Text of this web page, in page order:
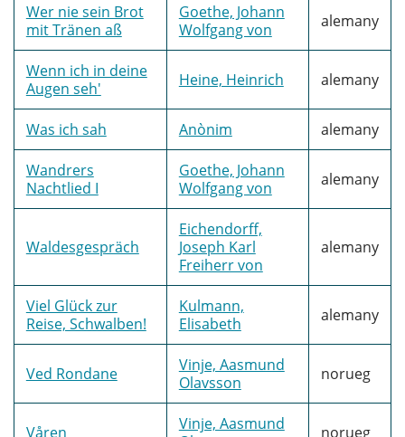
Wer nie sein Brot
mit Tränen aß
Goethe, Johann
Wolfgang von
alemany
Wenn ich in deine
Augen seh'
Heine, Heinrich alemany
Was ich sah Anònim alemany
Wandrers
Nachtlied I
Goethe, Johann
Wolfgang von
alemany
Waldesgespräch
Eichendorff,
Joseph Karl
Freiherr von
alemany
Viel Glück zur
Reise, Schwalben!
Kulmann,
Elisabeth
alemany
Ved Rondane
Vinje, Aasmund
Olavsson
norueg
Våren
Vinje, Aasmund
norueg